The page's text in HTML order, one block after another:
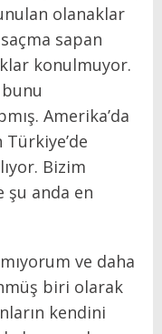
olanaklar
sapan
konulmuyor.
Amerika’da
Bizim
şu anda en
ve daha
biri olarak
kendini